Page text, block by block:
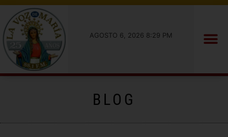
AGOSTO 6, 2026 8:29 PM
BLOG